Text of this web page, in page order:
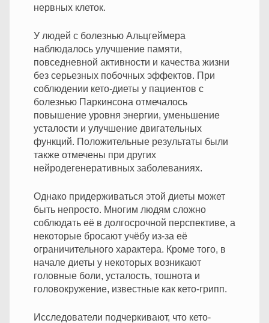
нервных клеток.
У людей с болезнью Альцгеймера
наблюдалось улучшение памяти,
повседневной активности и качества жизни
без серьезных побочных эффектов. При
соблюдении кето-диеты у пациентов с
болезнью Паркинсона отмечалось
повышение уровня энергии, уменьшение
усталости и улучшение двигательных
функций. Положительные результаты были
также отмечены при других
нейродегенеративных заболеваниях.
Однако придерживаться этой диеты может
быть непросто. Многим людям сложно
соблюдать её в долгосрочной перспективе, а
некоторые бросают учёбу из-за её
ограничительного характера. Кроме того, в
начале диеты у некоторых возникают
головные боли, усталость, тошнота и
головокружение, известные как кето-грипп.
Исследователи подчеркивают, что кето-